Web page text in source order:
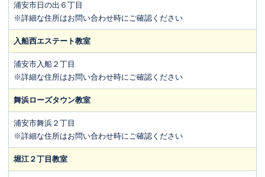
浦安市日の出６丁目
※詳細な住所はお問い合わせ時にご確認ください
入船西エステート教室
浦安市入船２丁目
※詳細な住所はお問い合わせ時にご確認ください
舞浜ローズタウン教室
浦安市舞浜２丁目
※詳細な住所はお問い合わせ時にご確認ください
堀江２丁目教室